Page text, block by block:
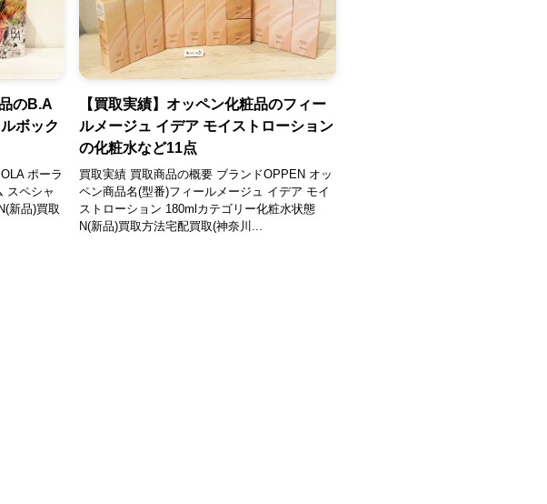
のB.A
ボック
ポーラ
スペシャ
新品)買取
【買取実績】オッペン化粧品のフィー
ルメージュ イデア モイストローション
の化粧水など11点
買取実績 買取商品の概要 ブランドOPPEN オッ
ペン商品名(型番)フィールメージュ イデア モイ
ストローション 180mlカテゴリー化粧水状態
N(新品)買取方法宅配買取(神奈川...